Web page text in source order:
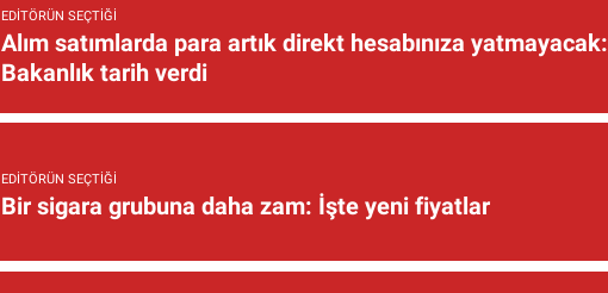
EDITÖRÜN SEÇTIĞI
Alım satımlarda para artık direkt hesabınıza yatmayacak:
Bakanlık tarih verdi
EDITÖRÜN SEÇTIĞI
Bir sigara grubuna daha zam: İşte yeni fiyatlar